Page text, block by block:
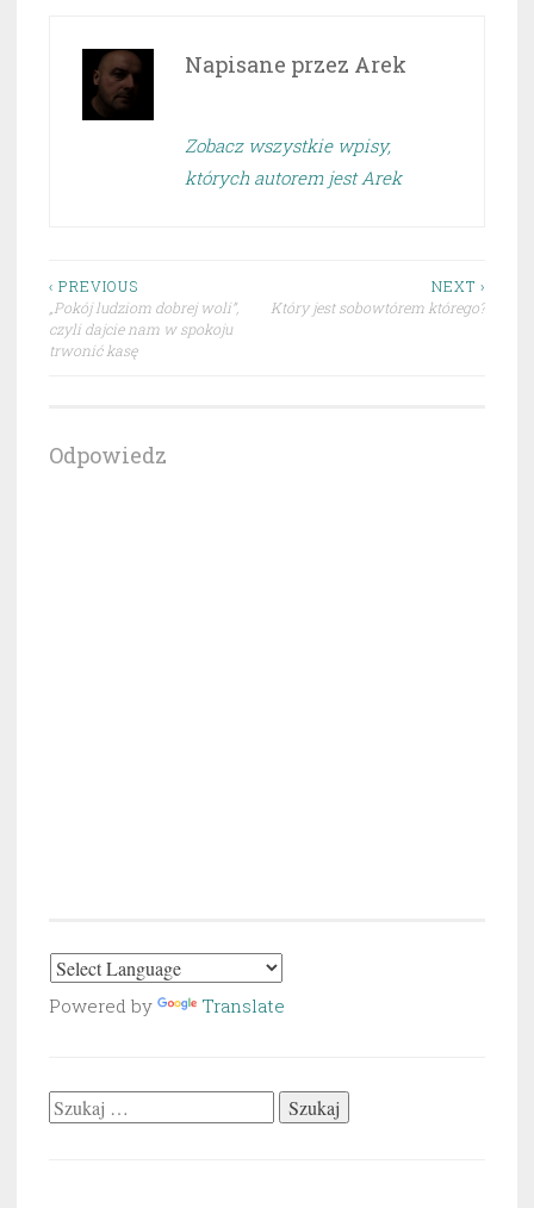
Napisane przez Arek
Zobacz wszystkie wpisy,
których autorem jest Arek
Nawigacja
wpisu
‹ PREVIOUS
„Pokój ludziom dobrej woli”,
czyli dajcie nam w spokoju
trwonić kasę
NEXT ›
Który jest sobowtórem którego?
Odpowiedz
Powered by Translate
Szukaj: